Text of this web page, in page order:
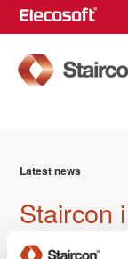
Latest news
Staircon
och